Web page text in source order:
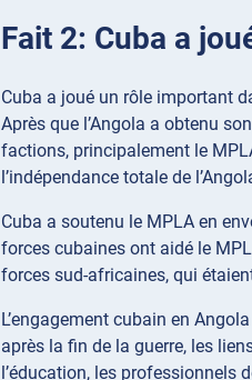
Fait 2: Cuba a
Cuba a joué un rôle important
Après que l’Angola a obtenu
factions, principalement le
l’indépendance totale de
Cuba a soutenu le MPLA en
forces cubaines ont aidé le
forces sud-africaines, qui
L’engagement cubain en
après la fin de la guerre, les
l’éducation, les professionnels